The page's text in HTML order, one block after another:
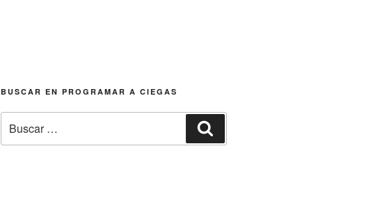
BUSCAR EN PROGRAMAR A CIEGAS
por: